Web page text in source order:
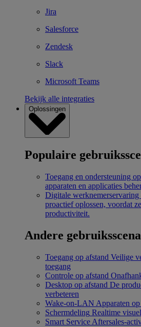
Jira
Salesforce
Zendesk
Slack
Microsoft Teams
Bekijk alle integraties
Oplossingen
Populaire
Toegang en ondersteuning
apparaten en applicaties
Digitale
proactief oplossen, voordat
productiviteit.
Andere
Toegang op afstand Veilige
toegang
Controle op afstand
Desktop op afstand De
verbeteren
Wake-on-LAN Apparaten
Schermdeling Realtime
Smart Service Aftersales-